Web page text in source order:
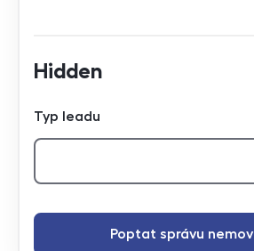
Hidden
Typ leadu
Poptat správu